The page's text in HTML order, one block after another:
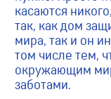
касаются
так, как дом
мира, так и он
том числе тем,
окружающим
заботами.